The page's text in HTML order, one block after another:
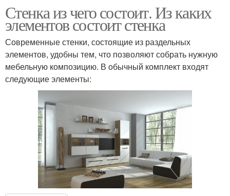
Стенка из чего состоит. Из каких
элементов состоит стенка
Современные стенки, состоящие из раздельных
элементов, удобны тем, что позволяют собрать нужную
мебельную композицию. В обычный комплект входят
следующие элементы: